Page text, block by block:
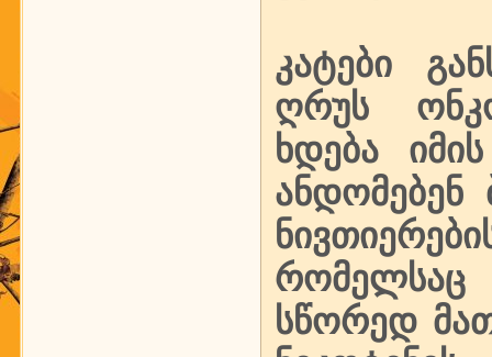
კატები
ღრუს
ხდება
ანდომებენ
რომელსაც
სწორედ